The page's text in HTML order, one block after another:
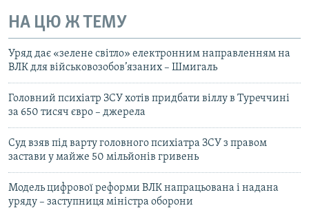
НА ЦЮ Ж ТЕМУ
Уряд дає «зелене світло» електронним направленням на
ВЛК для військовозобов’язаних – Шмигаль
Головний психіатр ЗСУ хотів придбати віллу в Туреччині
за 650 тисяч євро – джерела
Суд взяв під варту головного психіатра ЗСУ з правом
застави у майже 50 мільйонів гривень
Модель цифрової реформи ВЛК напрацьована і надана
уряду – заступниця міністра оборони